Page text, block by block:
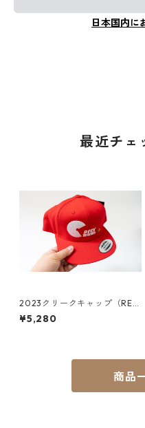
日本国内に
最近チェ
2023クリークキャップ（RE
D）
¥5,280
商品